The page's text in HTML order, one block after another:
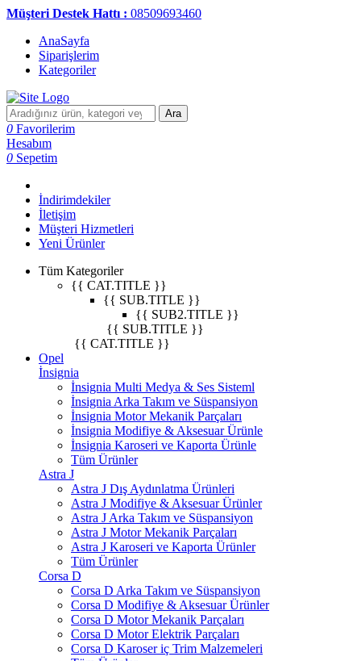
Müşteri Destek Hattı : 08509693460
AnaSayfa
Siparişlerim
Kategoriler
Ara
0 Favorilerim
Hesabım
0 Sepetim
İndirimdekiler
İletişim
Müşteri Hizmetleri
Yeni Ürünler
Tüm Kategoriler
{{ CAT.TITLE }}
{{ SUB.TITLE }}
{{ SUB2.TITLE }}
{{ SUB.TITLE }}
{{ CAT.TITLE }}
Opel
İnsignia
İnsignia Multi Medya & Ses Sisteml
İnsignia Arka Takım ve Süspansiyon
İnsignia Motor Mekanik Parçaları
İnsignia Modifiye & Aksesuar Ürünle
İnsignia Karoseri ve Kaporta Ürünle
Tüm Ürünler
Astra J
Astra J Dış Aydınlatma Ürünleri
Astra J Modifiye & Aksesuar Ürünler
Astra J Arka Takım ve Süspansiyon
Astra J Motor Mekanik Parçaları
Astra J Karoseri ve Kaporta Ürünler
Tüm Ürünler
Corsa D
Corsa D Arka Takım ve Süspansiyon
Corsa D Modifiye & Aksesuar Ürünler
Corsa D Motor Mekanik Parçaları
Corsa D Motor Elektrik Parçaları
Corsa D Karoser iç Trim Malzemeleri